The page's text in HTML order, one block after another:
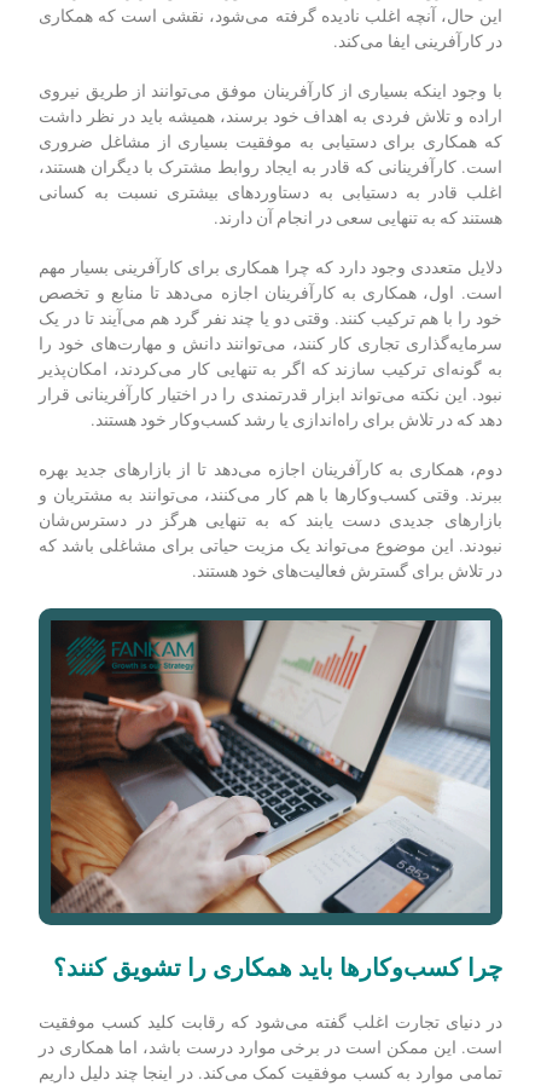
این حال، آنچه اغلب نادیده گرفته می‌شود، نقشی است که همکاری
در کارآفرینی ایفا می‌کند.
با وجود اینکه بسیاری از کارآفرینان موفق می‌توانند از طریق نیروی
اراده و تلاش فردی به اهداف خود برسند، همیشه باید در نظر داشت
که همکاری برای دستیابی به موفقیت بسیاری از مشاغل ضروری
است. کارآفرینانی که قادر به ایجاد روابط مشترک با دیگران هستند،
اغلب قادر به دستیابی به دستاوردهای بیشتری نسبت به کسانی
هستند که به تنهایی سعی در انجام آن دارند.
دلایل متعددی وجود دارد که چرا همکاری برای کارآفرینی بسیار مهم
است. اول، همکاری به کارآفرینان اجازه می‌دهد تا منابع و تخصص
خود را با هم ترکیب کنند. وقتی دو یا چند نفر گرد هم می‌آیند تا در یک
سرمایه‌گذاری تجاری کار کنند، می‌توانند دانش و مهارت‌های خود را
به گونه‌ای ترکیب سازند که اگر به تنهایی کار می‌کردند، امکان‌پذیر
نبود. این نکته می‌تواند ابزار قدرتمندی را در اختیار کارآفرینانی قرار
دهد که در تلاش برای راه‌اندازی یا رشد کسب‌وکار خود هستند.
دوم، همکاری به کارآفرینان اجازه می‌دهد تا از بازارهای جدید بهره
ببرند. وقتی کسب‌وکارها با هم کار می‌کنند، می‌توانند به مشتریان و
بازارهای جدیدی دست یابند که به تنهایی هرگز در دسترس‌شان
نبودند. این موضوع می‌تواند یک مزیت حیاتی برای مشاغلی باشد که
در تلاش برای گسترش فعالیت‌های خود هستند.
چرا کسب‌وکارها باید همکاری را تشویق کنند؟
در دنیای تجارت اغلب گفته می‌شود که رقابت کلید کسب موفقیت
است. این ممکن است در برخی موارد درست باشد، اما همکاری در
تمامی موارد به کسب موفقیت کمک می‌کند. در اینجا چند دلیل داریم